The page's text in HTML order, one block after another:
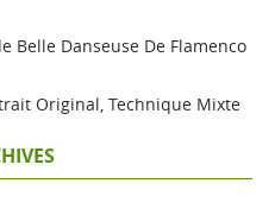
Belle Danseuse De Flamenco
Original, Technique Mixte